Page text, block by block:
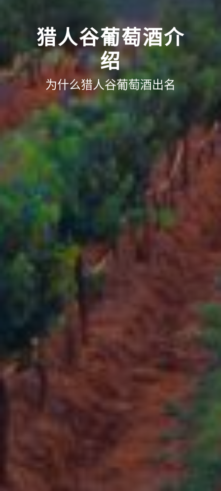
猎人谷葡萄酒介
绍
为什么猎人谷葡萄酒出名